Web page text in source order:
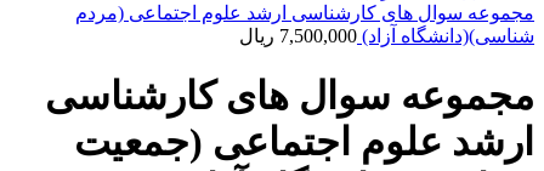
مجموعه سوال های کارشناسی ارشد علوم اجتماعی (مردم
شناسی)(دانشگاه آزاد) 7,500,000 ریال
مجموعه سوال های کارشناسی
ارشد علوم اجتماعی (جمعیت